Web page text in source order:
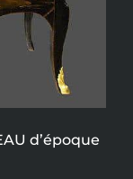
d’époque